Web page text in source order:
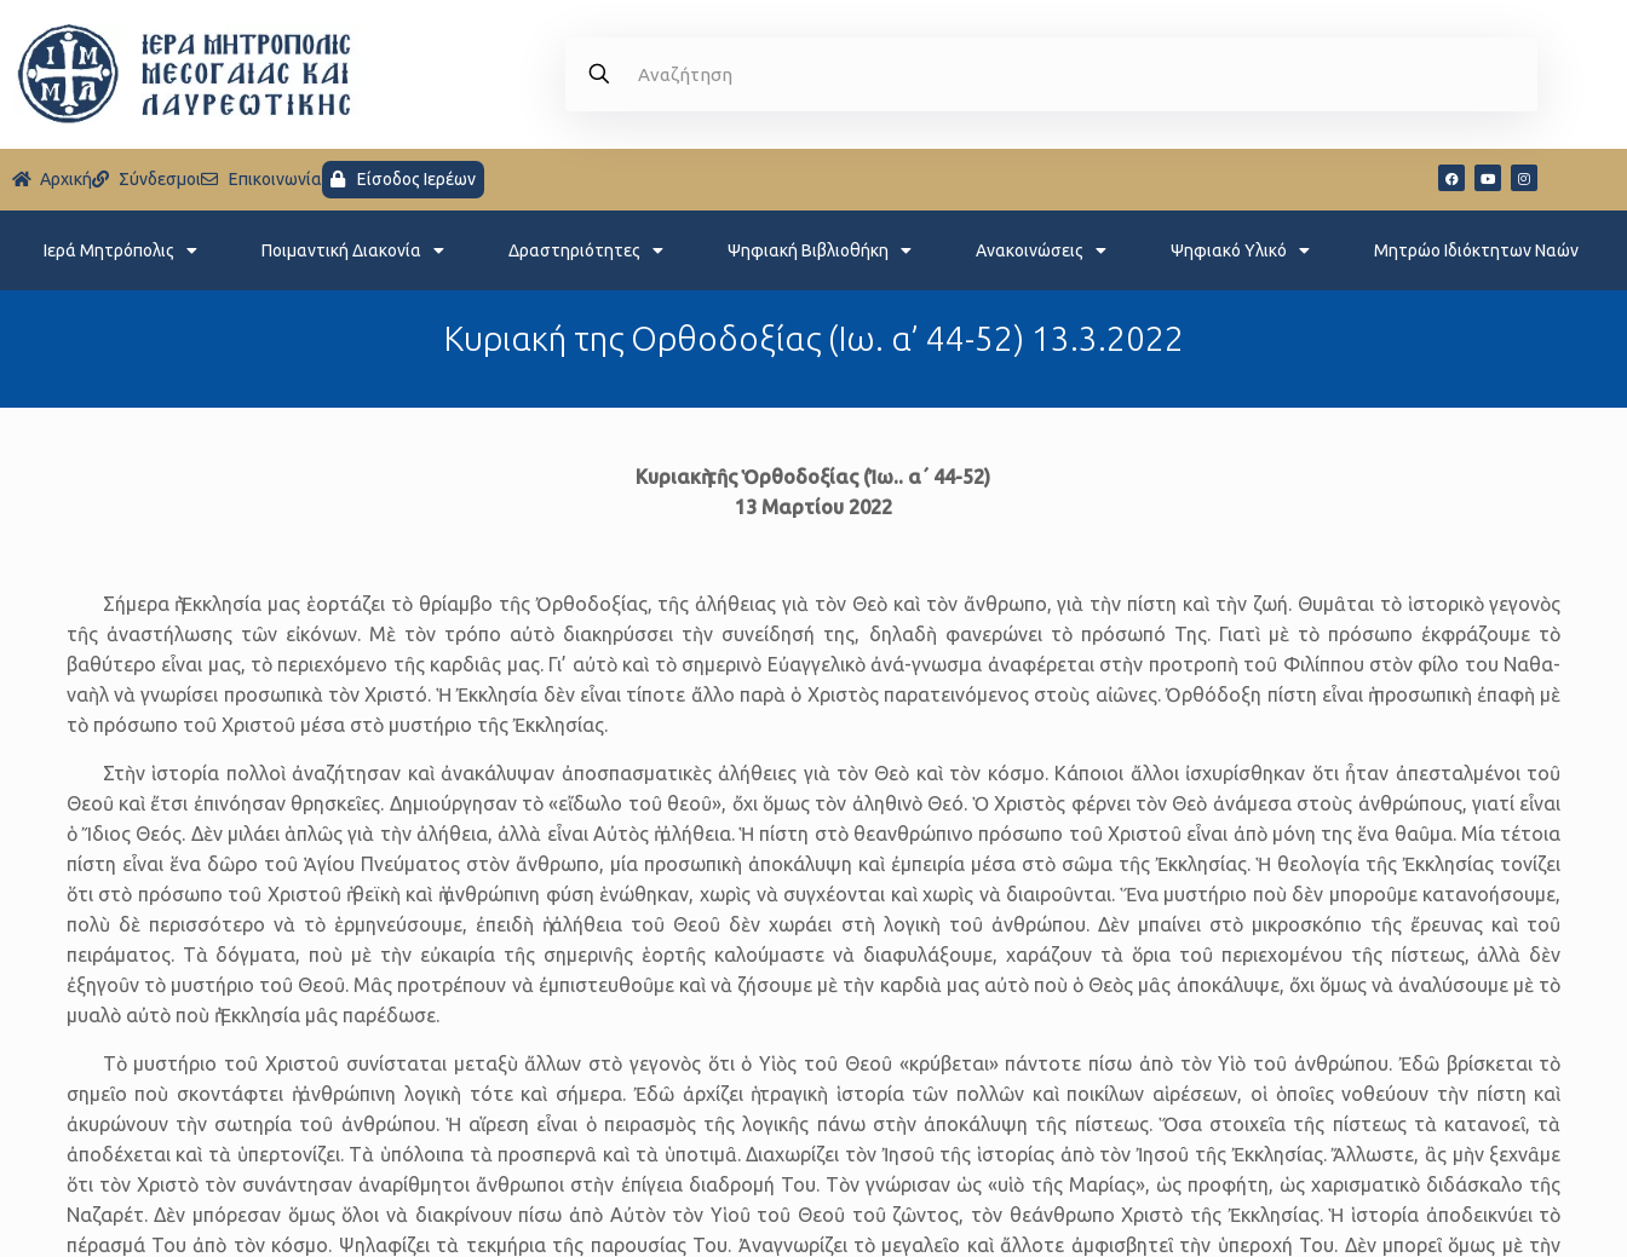
Aρχική Σύνδεσμοι Eπικοινωνία Είσοδος Ιερέων
Ιερά Μητρόπολις Ποιμαντική Διακονία Δραστηριότητες Ψηφιακή Βιβλιοθήκη Ανακοινώσεις Ψηφιακό Υλικό Μητρώο Ιδιόκτητων Ναών
Κυριακή της Ορθοδοξίας (Ιω. α’ 44-52) 13.3.2022
Κυριακὴ τῆς Ὁρθοδοξίας (Ἰω.. α΄ 44-52)
13 Μαρτίου 2022
Σήμερα ἡ Ἐκκλησία μας ἑορτάζει τὸ θρίαμβο τῆς Ὀρθοδοξίας, τῆς ἀλήθειας γιὰ τὸν Θεὸ καὶ τὸν ἄνθρωπο, γιὰ τὴν πίστη καὶ τὴν ζωή. Θυμᾶται τὸ ἱστορικὸ γεγονὸς
τῆς ἀναστήλωσης τῶν εἰκόνων. Μὲ τὸν τρόπο αὐτὸ διακηρύσσει τὴν συνείδησή της, δηλαδὴ φανερώνει τὸ πρόσωπό Της. Γιατὶ μὲ τὸ πρόσωπο ἐκφράζουμε τὸ
βαθύτερο εἶναι μας, τὸ περιεχόμενο τῆς καρδιᾶς μας. Γι’ αὐτὸ καὶ τὸ σημερινὸ Εὐαγγελικὸ ἀνά-γνωσμα ἀναφέρεται στὴν προτροπὴ τοῦ Φιλίππου στὸν φίλο του Ναθα-
ναὴλ νὰ γνωρίσει προσωπικὰ τὸν Χριστό. Ἡ Ἐκκλησία δὲν εἶναι τίποτε ἄλλο παρὰ ὁ Χριστὸς παρατεινόμενος στοὺς αἰῶνες. Ὀρθόδοξη πίστη εἶναι ἡ προσωπικὴ ἐπαφὴ μὲ
τὸ πρόσωπο τοῦ Χριστοῦ μέσα στὸ μυστήριο τῆς Ἐκκλησίας.
Στὴν ἱστορία πολλοὶ ἀναζήτησαν καὶ ἀνακάλυψαν ἀποσπασματικὲς ἀλήθειες γιὰ τὸν Θεὸ καὶ τὸν κόσμο. Κάποιοι ἄλλοι ἰσχυρίσθηκαν ὅτι ἦταν ἀπεσταλμένοι τοῦ
Θεοῦ καὶ ἔτσι ἐπινόησαν θρησκεῖες. Δημιούργησαν τὸ «εἴδωλο τοῦ θεοῦ», ὄχι ὅμως τὸν ἀληθινὸ Θεό. Ὁ Χριστὸς φέρνει τὸν Θεὸ ἀνάμεσα στοὺς ἀνθρώπους, γιατί εἶναι
ὁ Ἴδιος Θεός. Δὲν μιλάει ἁπλῶς γιὰ τὴν ἀλήθεια, ἀλλὰ εἶναι Αὐτὸς ἡ ἀλήθεια. Ἡ πίστη στὸ θεανθρώπινο πρόσωπο τοῦ Χριστοῦ εἶναι ἀπὸ μόνη της ἕνα θαῦμα. Μία τέτοια
πίστη εἶναι ἕνα δῶρο τοῦ Ἁγίου Πνεύματος στὸν ἄνθρωπο, μία προσωπικὴ ἀποκάλυψη καὶ ἐμπειρία μέσα στὸ σῶμα τῆς Ἐκκλησίας. Ἡ θεολογία τῆς Ἐκκλησίας τονίζει
ὅτι στὸ πρόσωπο τοῦ Χριστοῦ ἡ θεϊκὴ καὶ ἡ ἀνθρώπινη φύση ἑνώθηκαν, χωρὶς νὰ συγχέονται καὶ χωρὶς νὰ διαιροῦνται. Ἕνα μυστήριο ποὺ δὲν μποροῦμε κατανοήσουμε,
πολὺ δὲ περισσότερο νὰ τὸ ἑρμηνεύσουμε, ἐπειδὴ ἡ ἀλήθεια τοῦ Θεοῦ δὲν χωράει στὴ λογικὴ τοῦ ἀνθρώπου. Δὲν μπαίνει στὸ μικροσκόπιο τῆς ἔρευνας καὶ τοῦ
πειράματος. Τὰ δόγματα, ποὺ μὲ τὴν εὐκαιρία τῆς σημερινῆς ἑορτῆς καλούμαστε νὰ διαφυλάξουμε, χαράζουν τὰ ὅρια τοῦ περιεχομένου τῆς πίστεως, ἀλλὰ δὲν
ἐξηγοῦν τὸ μυστήριο τοῦ Θεοῦ. Μᾶς προτρέπουν νὰ ἐμπιστευθοῦμε καὶ νὰ ζήσουμε μὲ τὴν καρδιὰ μας αὐτὸ ποὺ ὁ Θεὸς μᾶς ἀποκάλυψε, ὄχι ὅμως νὰ ἀναλύσουμε μὲ τὸ
μυαλὸ αὐτὸ ποὺ ἡ Ἐκκλησία μᾶς παρέδωσε.
Τὸ μυστήριο τοῦ Χριστοῦ συνίσταται μεταξὺ ἄλλων στὸ γεγονὸς ὅτι ὁ Υἱὸς τοῦ Θεοῦ «κρύβεται» πάντοτε πίσω ἀπὸ τὸν Υἱὸ τοῦ ἀνθρώπου. Ἐδῶ βρίσκεται τὸ
σημεῖο ποὺ σκοντάφτει ἡ ἀνθρώπινη λογικὴ τότε καὶ σήμερα. Ἐδῶ ἀρχίζει ἡ τραγικὴ ἱστορία τῶν πολλῶν καὶ ποικίλων αἱρέσεων, οἱ ὁποῖες νοθεύουν τὴν πίστη καὶ
ἀκυρώνουν τὴν σωτηρία τοῦ ἀνθρώπου. Ἡ αἵρεση εἶναι ὁ πειρασμὸς τῆς λογικῆς πάνω στὴν ἀποκάλυψη τῆς πίστεως. Ὅσα στοιχεῖα τῆς πίστεως τὰ κατανοεῖ, τὰ
ἀποδέχεται καὶ τὰ ὑπερτονίζει. Τὰ ὑπόλοιπα τὰ προσπερνᾶ καὶ τὰ ὑποτιμᾶ. Διαχωρίζει τὸν Ἰησοῦ τῆς ἱστορίας ἀπὸ τὸν Ἰησοῦ τῆς Ἐκκλησίας. Ἄλλωστε, ἂς μὴν ξεχνᾶμε
ὅτι τὸν Χριστὸ τὸν συνάντησαν ἀναρίθμητοι ἄνθρωποι στὴν ἐπίγεια διαδρομή Του. Τὸν γνώρισαν ὡς «υἱὸ τῆς Μαρίας», ὡς προφήτη, ὡς χαρισματικὸ διδάσκαλο τῆς
Ναζαρέτ. Δὲν μπόρεσαν ὅμως ὅλοι νὰ διακρίνουν πίσω ἀπὸ Αὐτὸν τὸν Υἱοῦ τοῦ Θεοῦ τοῦ ζῶντος, τὸν θεάνθρωπο Χριστὸ τῆς Ἐκκλησίας. Ἡ ἱστορία ἀποδεικνύει τὸ
πέρασμά Του ἀπὸ τὸν κόσμο. Ψηλαφίζει τὰ τεκμήρια τῆς παρουσίας Του. Ἀναγνωρίζει τὸ μεγαλεῖο καὶ ἄλλοτε ἀμφισβητεῖ τὴν ὑπεροχή Του. Δὲν μπορεῖ ὅμως μὲ τὴν